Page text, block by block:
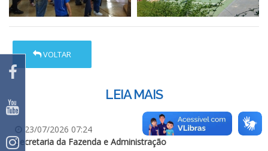
VOLTAR
LEIA MAIS
23/07/2026 07:24
Secretaria da Fazenda e Administração